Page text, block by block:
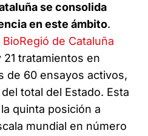
se consolida
en este ámbito.
de Cataluña
tratamientos en
de 60 ensayos activos,
total del Estado. Esta
quinta posición a
mundial en número